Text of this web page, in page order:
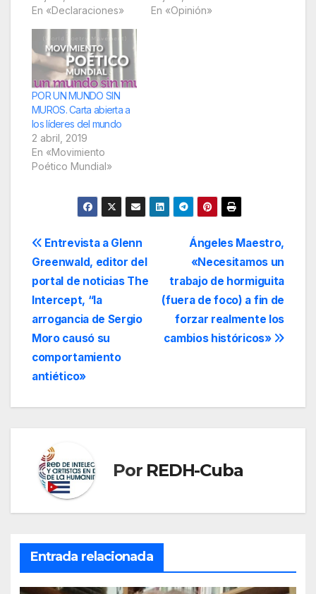
salvación. Pero la
disfrazarse, es
demasiado
impresentable, y casi
siempre, el argumento
final del que carece
de argumentos". Los
poetas y artistas
invitados al 27º
Festival Internacional
de…
En «Declaraciones»
Plan Colombia están
En «Opinión»
POR UN MUNDO SIN
MUROS. Carta abierta a
los líderes del mundo
2 abril, 2019
En «Movimiento
Poético Mundial»
Navegación
de
entradas
Ángeles Maestro,
«Necesitamos un
trabajo de hormiguita
(fuera de foco) a fin de
forzar realmente los
cambios históricos»
Entrevista a Glenn
Greenwald, editor del
portal de noticias The
Intercept, “la
arrogancia de Sergio
Moro causó su
comportamiento
antiético»
Por REDH-Cuba
Entrada relacionada